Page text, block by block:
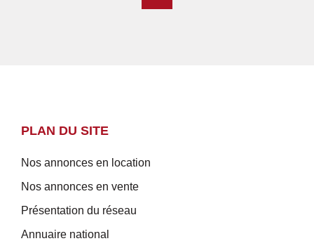
PLAN DU SITE
Nos annonces en location
Nos annonces en vente
Présentation du réseau
Annuaire national